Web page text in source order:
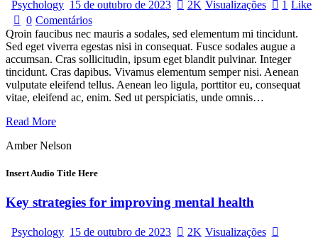
Psychology 15 de outubro de 2023 2K Visualizações 1 Like
0 Comentários
Qroin faucibus nec mauris a sodales, sed elementum mi tincidunt.
Sed eget viverra egestas nisi in consequat. Fusce sodales augue a
accumsan. Cras sollicitudin, ipsum eget blandit pulvinar. Integer
tincidunt. Cras dapibus. Vivamus elementum semper nisi. Aenean
vulputate eleifend tellus. Aenean leo ligula, porttitor eu, consequat
vitae, eleifend ac, enim. Sed ut perspiciatis, unde omnis…
Read More
Amber Nelson
Insert Audio Title Here
Key strategies for improving mental health
Psychology 15 de outubro de 2023 2K Visualizações